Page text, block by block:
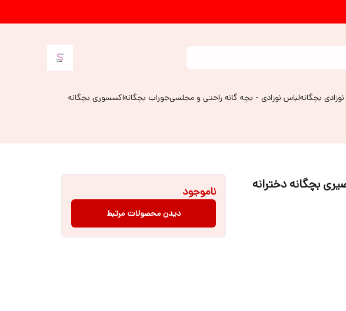
بچگانهلباس نوزادی - بچه گانه راحتی و مجلسیجوراب بچگانهاکسسوری بچگانه
بچگانه دخترانه
ناموجود
دیدن محصولات مرتبط